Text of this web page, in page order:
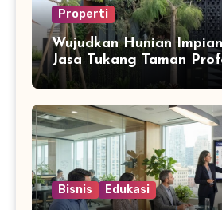
Properti
Wujudkan Hunian
Jasa Tukang Taman
Bisnis Edukasi